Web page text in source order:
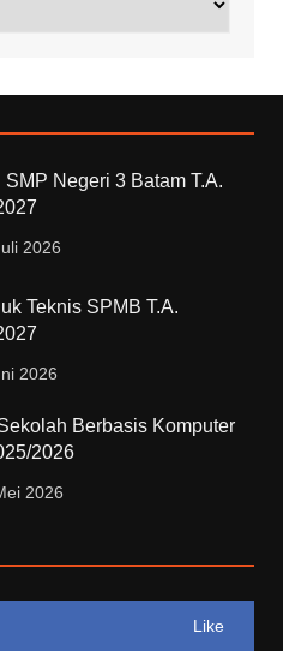
SMP Negeri 3 Batam T.A.
2026
Teknis SPMB T.A.
2026
Berbasis Komputer
2026
2026
Like